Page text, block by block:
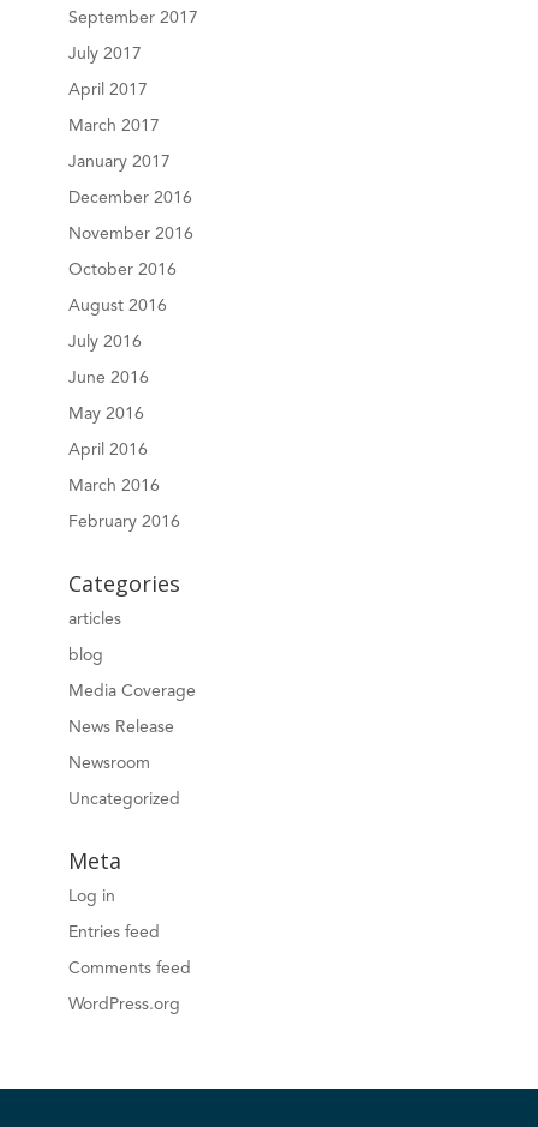
September 2017
July 2017
April 2017
March 2017
January 2017
December 2016
November 2016
October 2016
August 2016
July 2016
June 2016
May 2016
April 2016
March 2016
February 2016
Categories
articles
blog
Media Coverage
News Release
Newsroom
Uncategorized
Meta
Log in
Entries feed
Comments feed
WordPress.org